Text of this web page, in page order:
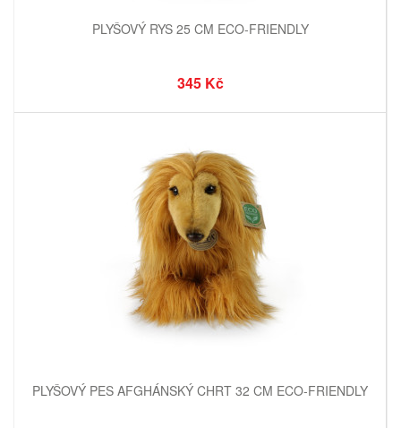
PLYŠOVÝ RYS 25 CM ECO-FRIENDLY
345 Kč
PLYŠOVÝ PES AFGHÁNSKÝ CHRT 32 CM ECO-FRIENDLY